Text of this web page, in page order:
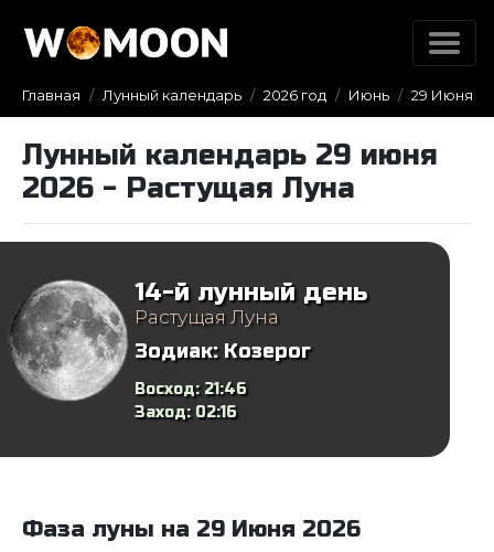
Главная Лунный календарь 2026 год Июнь 29 Июня
Лунный календарь 29 июня
2026 - Растущая Луна
14-й лунный день
Растущая Луна
Зодиак: Козерог
Восход: 21:46
Заход: 02:16
Фаза луны на 29 Июня 2026